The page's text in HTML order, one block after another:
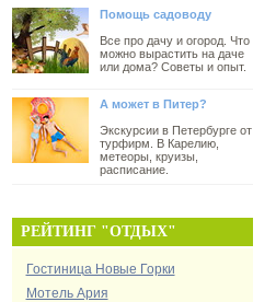
Помощь садоводу
Все про дачу и огород. Что
можно вырастить на даче
или дома? Советы и опыт.
А может в Питер?
Экскурсии в Петербурге от
турфирм. В Карелию,
метеоры, круизы,
расписание.
РЕЙТИНГ "ОТДЫХ"
Гостиница Новые Горки
Мотель Ария